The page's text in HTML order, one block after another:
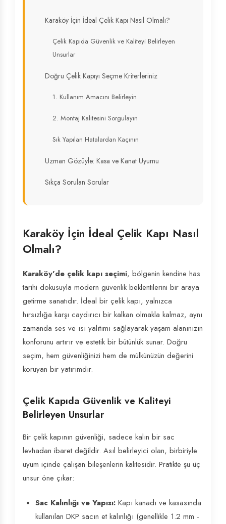
Karaköy İçin İdeal Çelik Kapı Nasıl Olmalı?
Çelik Kapıda Güvenlik ve Kaliteyi Belirleyen
Unsurlar
Doğru Çelik Kapıyı Seçme Kriterleriniz
1. Kullanım Amacını Belirleyin
2. Montaj Kalitesini Sorgulayın
Sık Yapılan Hatalardan Kaçının
Uzman Gözüyle: Kasa ve Kanat Uyumu
Sıkça Sorulan Sorular
Karaköy İçin İdeal Çelik Kapı Nasıl
Olmalı?
Karaköy'de çelik kapı seçimi, bölgenin kendine has
tarihi dokusuyla modern güvenlik beklentilerini bir araya
getirme sanatıdır. İdeal bir çelik kapı, yalnızca
hırsızlığa karşı caydırıcı bir kalkan olmakla kalmaz, aynı
zamanda ses ve ısı yalıtımı sağlayarak yaşam alanınızın
konforunu artırır ve estetik bir bütünlük sunar. Doğru
seçim, hem güvenliğinizi hem de mülkünüzün değerini
koruyan bir yatırımdır.
Çelik Kapıda Güvenlik ve Kaliteyi
Belirleyen Unsurlar
Bir çelik kapının güvenliği, sadece kalın bir sac
levhadan ibaret değildir. Asıl belirleyici olan, birbiriyle
uyum içinde çalışan bileşenlerin kalitesidir. Pratikte şu üç
unsur öne çıkar:
Sac Kalınlığı ve Yapısı: Kapı kanadı ve kasasında
kullanılan DKP sacın et kalınlığı (genellikle 1.2 mm -